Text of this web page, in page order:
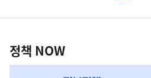
영
책
NOW,
정책 NOW